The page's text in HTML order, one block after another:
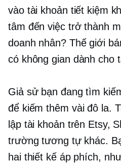
vào tài khoản tiết kiệm
tâm đến việc trở thành
doanh nhân? Thế giới
có không gian dành cho
Giả sử bạn đang tìm
để kiếm thêm vài đô la.
lập tài khoản trên Etsy,
trường tương tự khác.
hai thiết kế áp phích,